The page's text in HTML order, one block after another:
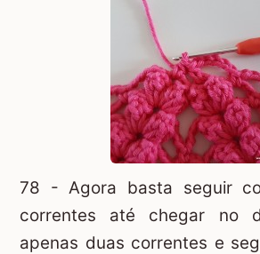
78 - Agora basta seguir
correntes até chegar no
apenas duas correntes e